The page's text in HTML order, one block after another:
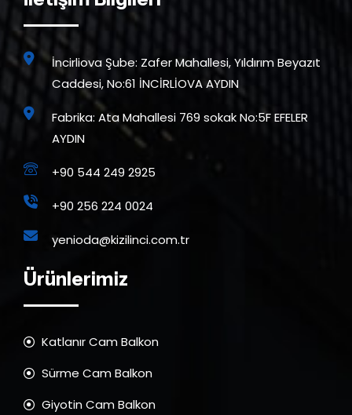
İncirliova Şube: Zafer Mahallesi, Yıldırım Beyazıt
Caddesi, No:61 İNCİRLİOVA AYDIN
Fabrika: Ata Mahallesi 769 sokak No:5F EFELER
AYDIN
+90 544 249 2925
+90 256 224 0024
yenioda@kizilinci.com.tr
Ürünlerimiz
Katlanır Cam Balkon
Sürme Cam Balkon
Giyotin Cam Balkon